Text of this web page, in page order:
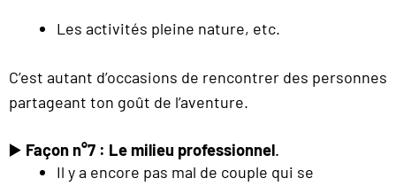
Les activités pleine nature, etc.
C’est autant d’occasions de rencontrer des personnes
partageant ton goût de l’aventure.
▶️ Façon n°7 : Le milieu professionnel.
Il y a encore pas mal de couple qui se